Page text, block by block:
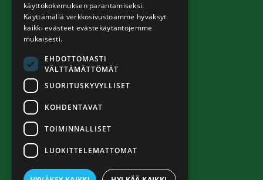
käyttökokemuksen parantamiseksi.
Käyttämällä verkkosivustoamme hyväksyt
kaikki evästeet evästekäytäntöjemme
mukaisesti.
EHDOTTOMASTI
VÄLTTÄMÄTTÖMÄT
SUORITUSKYVYLLISET
KOHDENTAVAT
TOIMINNALLISET
LUOKITTELEMATTOMAT